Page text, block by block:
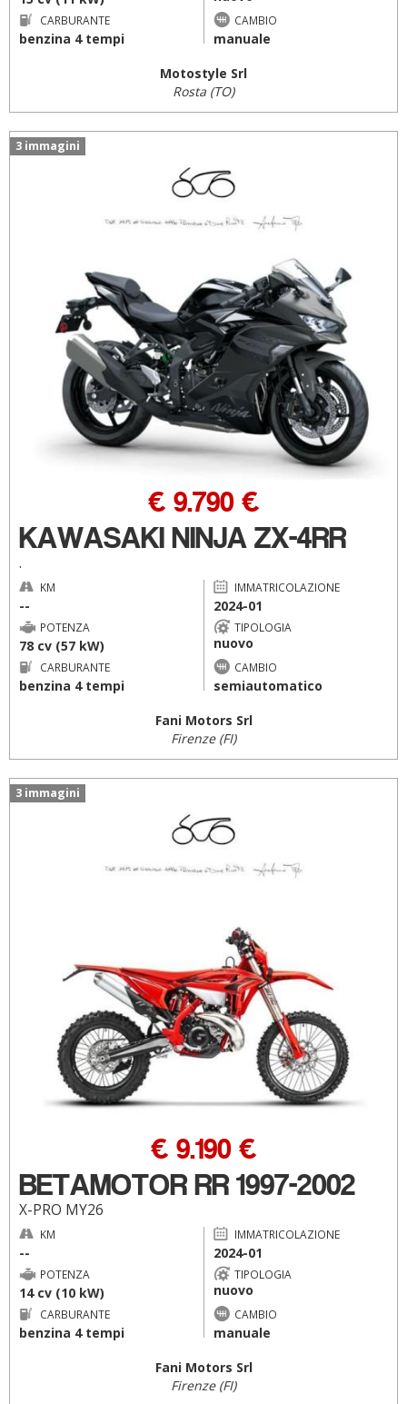
CARBURANTE
benzina 4 tempi
CAMBIO
manuale
Motostyle Srl
Rosta (TO)
3 immagini
KAWASAKI NINJA ZX-4RR
.
€ 9.790 €
KM
--
IMMATRICOLAZIONE
2024-01
POTENZA
78 cv (57 kW)
TIPOLOGIA
nuovo
CARBURANTE
benzina 4 tempi
CAMBIO
semiautomatico
Fani Motors Srl
Firenze (FI)
3 immagini
BETAMOTOR RR 1997-2002
X-PRO MY26
€ 9.190 €
KM
--
IMMATRICOLAZIONE
2024-01
POTENZA
14 cv (10 kW)
TIPOLOGIA
nuovo
CARBURANTE
benzina 4 tempi
CAMBIO
manuale
Fani Motors Srl
Firenze (FI)